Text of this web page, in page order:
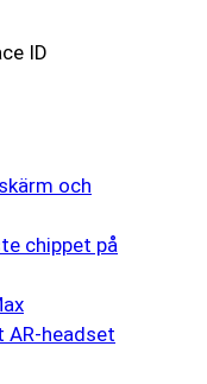
ID
och
chippet på
AR-headset